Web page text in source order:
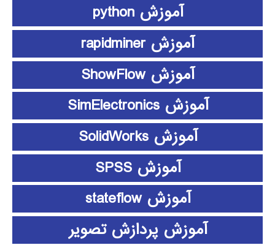
آموزش python
آموزش rapidminer
آموزش ShowFlow
آموزش SimElectronics
آموزش SolidWorks
آموزش SPSS
آموزش stateflow
آموزش پردازش تصویر